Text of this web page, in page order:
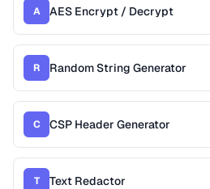
A AES Encrypt / Decrypt
R Random String Generator
C CSP Header Generator
T Text Redactor